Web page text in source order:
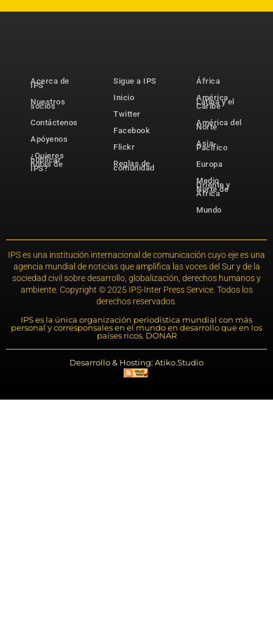
Acerca de
IPS
Nuestros
socios
Contáctenos
Apóyenos
¿Quieres
publicar
notas de
IPS?
Sigue a IPS
Inicio
Twitter
Facebook
Flickr
Reglas de
comunidad
África
América
Latina y el
Caribe
América del
Norte
Asia-
Pacífico
Europa
Medio
Oriente y
Norte de
África
Mundo
IPS es una institución internacional de comunicación cuyo eje es una
agencia mundial de noticias que amplifica las voces del Sur y de la
sociedad civil sobre desarrollo, globalización, derechos humanos y
ambiente. Copyright © 2025 IPS-Inter Press Service. Todos los
derechos reservados.
IPS es la única organización periodística mundial con más
personal y corresponsales en el mundo en desarrollo que en los
países ricos. DONAR
Desarrollo & Hosting: Atiko.Studio